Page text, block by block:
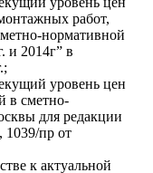
работ,
нормативной
и 2014г” в
уровень цен
в сметно-
для редакции
пр от
к актуальной